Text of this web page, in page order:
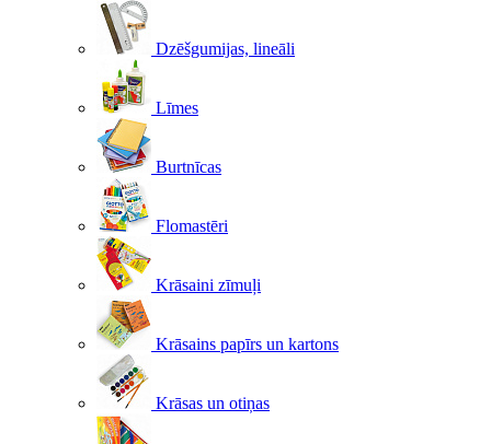
Dzēšgumijas, lineāli
Līmes
Burtnīcas
Flomastēri
Krāsaini zīmuļi
Krāsains papīrs un kartons
Krāsas un otiņas